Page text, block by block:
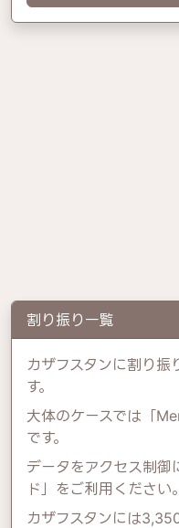
割り振り一覧
カザフスタンに割り振
す。
大体のケースでは「
です。
データをアクセス制御
ド」をご利用ください。
カザフスタンには